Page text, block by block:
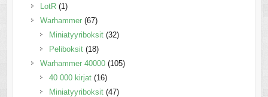
LotR (1)
Warhammer (67)
Miniatyyriboksit (32)
Peliboksit (18)
Warhammer 40000 (105)
40 000 kirjat (16)
Miniatyyriboksit (47)